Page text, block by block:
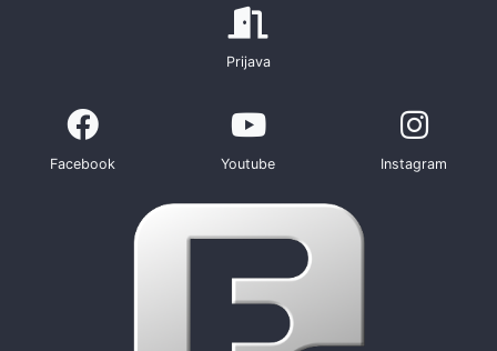
Prijava
Facebook Youtube Instagram